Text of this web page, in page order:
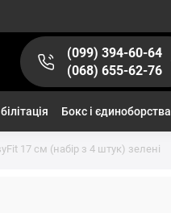
(099) 394-60-64
(068) 655-62-76
Бокс і єдиноборства
17 см (набір з 4 штук) зелені